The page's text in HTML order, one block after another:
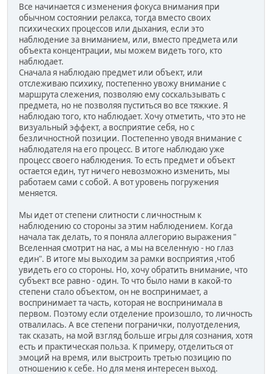
Все начинается с изменения фокуса внимания при
обычном состоянии релакса, тогда вместо своих
психических процессов или дыхания, если это
наблюдение за вниманием, или, вместо предмета или
объекта концентрации, мы можем видеть того, кто
наблюдает.
Сначала я наблюдаю предмет или объект, или
отслеживаю психику, постепенно увожу внимание с
маршрута слежения, позволяю ему соскальзывать с
предмета, но не позволяя пуститься во все тяжкие. Я
наблюдаю того, кто наблюдает. Хочу отметить, что это не
визуальный эффект, а восприятие себя, но с
безличностной позиции. Постепенно уводя внимание с
наблюдателя на его процесс. В итоге наблюдаю уже
процесс своего наблюдения. То есть предмет и объект
остается един, тут ничего невозможно изменить, мы
работаем сами с собой. А вот уровень погружения
меняется.
Мы идет от степени слитности с личностным к
наблюдению со стороны за этим наблюдением. Когда
начала так делать, то я поняла аллегорию выражения "
Вселенная смотрит на нас, а мы на вселенную - но глаз
един". В итоге мы выходим за рамки восприятия ,чтоб
увидеть его со стороны. Но, хочу обратить внимание, что
субъект все равно - один. То что было нами в какой-то
степени стало объектом, он не воспринимает, а
воспринимает та часть, которая не воспринимала в
первом. Поэтому если отделение произошло, то личность
отвалилась. А все степени погранички, полуотделения,
так сказать, на мой взгляд больше игры для сознания, хотя
есть и практическая польза. К примеру, отделиться от
эмоций на время, или выстроить третью позицию по
отношению к себе. Но для меня интересен выход.